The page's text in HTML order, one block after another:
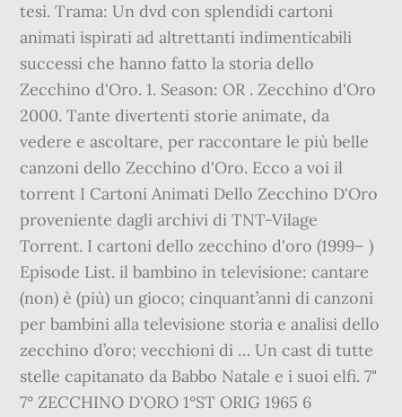
tesi. Trama: Un dvd con splendidi cartoni
animati ispirati ad altrettanti indimenticabili
successi che hanno fatto la storia dello
Zecchino d'Oro. 1. Season: OR . Zecchino d'Oro
2000. Tante divertenti storie animate, da
vedere e ascoltare, per raccontare le più belle
canzoni dello Zecchino d'Oro. Ecco a voi il
torrent I Cartoni Animati Dello Zecchino D'Oro
proveniente dagli archivi di TNT-Vilage
Torrent. I cartoni dello zecchino d'oro (1999– )
Episode List. il bambino in televisione: cantare
(non) è (più) un gioco; cinquant’anni di canzoni
per bambini alla televisione storia e analisi dello
zecchino d’oro; vecchioni di … Un cast di tutte
stelle capitanato da Babbo Natale e i suoi elfi. 7"
7° ZECCHINO D'ORO 1°ST ORIG 1965 6